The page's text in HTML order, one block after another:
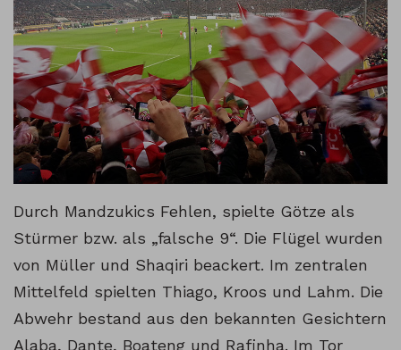
Durch Mandzukics Fehlen, spielte Götze als
Stürmer bzw. als „falsche 9“. Die Flügel wurden
von Müller und Shaqiri beackert. Im zentralen
Mittelfeld spielten Thiago, Kroos und Lahm. Die
Abwehr bestand aus den bekannten Gesichtern
Alaba, Dante, Boateng und Rafinha. Im Tor